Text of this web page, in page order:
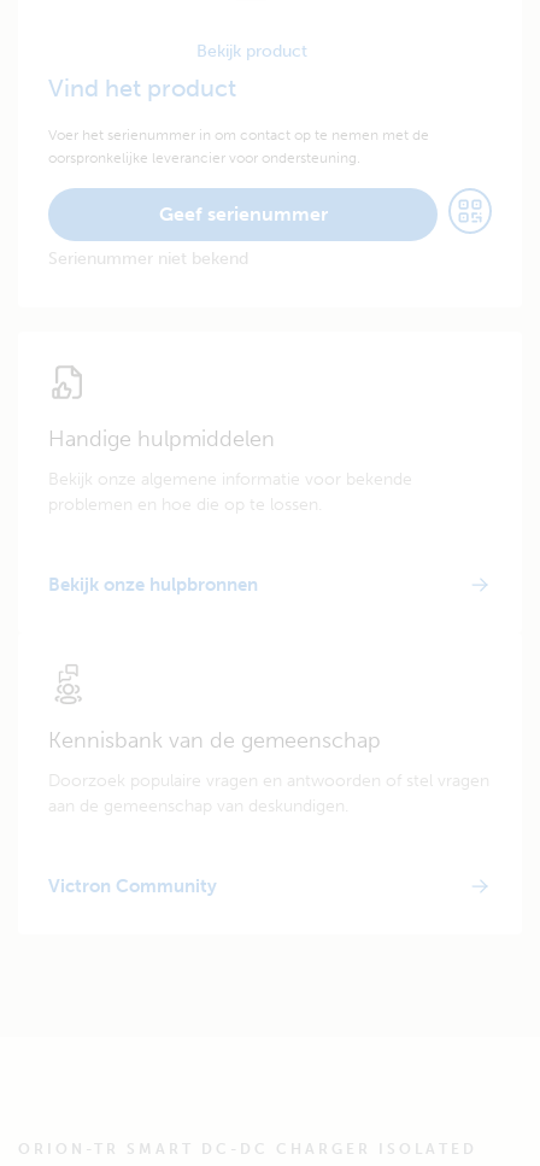
Bekijk product
Vind het product
Voer het serienummer in om contact op te nemen met de
oorspronkelijke leverancier voor ondersteuning.
Geef serienummer
Serienummer niet bekend
Handige hulpmiddelen
Bekijk onze algemene informatie voor bekende
problemen en hoe die op te lossen.
Bekijk onze hulpbronnen
Kennisbank van de gemeenschap
Doorzoek populaire vragen en antwoorden of stel vragen
aan de gemeenschap van deskundigen.
Victron Community
ORION-TR SMART DC-DC CHARGER ISOLATED